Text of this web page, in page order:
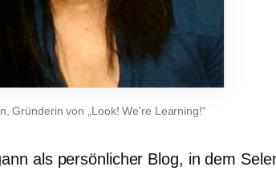
Gründerin von „Look! We're Learning!“
als persönlicher Blog, in dem